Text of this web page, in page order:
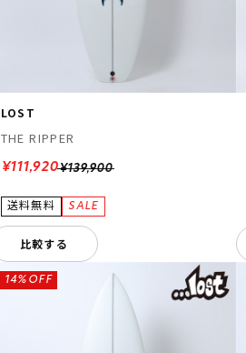
LOST
THE RIPPER
¥139,900
¥111,920
比較する
14%OFF